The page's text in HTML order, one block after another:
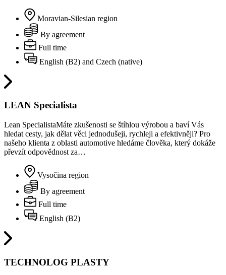
Moravian-Silesian region
By agreement
Full time
English (B2) and Czech (native)
LEAN Specialista
Lean SpecialistaMáte zkušenosti se štíhlou výrobou a baví Vás
hledat cesty, jak dělat věci jednodušeji, rychleji a efektivněji? Pro
našeho klienta z oblasti automotive hledáme člověka, který dokáže
převzít odpovědnost za…
Vysočina region
By agreement
Full time
English (B2)
TECHNOLOG PLASTY